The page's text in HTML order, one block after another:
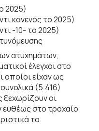
2025)
κανενός το 2025)
-10- το 2025)
ατυχημάτων,
έλεγχοι στο
οποίοι είχαν ως
(5.416)
οι
ευθέως στο τροχαίο
το